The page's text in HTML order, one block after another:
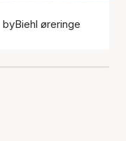
byBiehl øreringe